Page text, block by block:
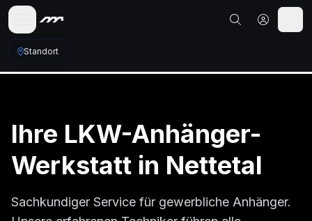
Standort
Ihre LKW-Anhänger-
Werkstatt in Nettetal
Sachkundiger Service für gewerbliche Anhänger.